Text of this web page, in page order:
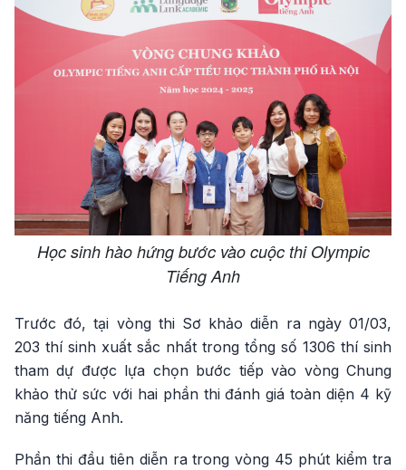
Học sinh hào hứng bước vào cuộc thi Olympic
Tiếng Anh
Trước đó, tại vòng thi Sơ khảo diễn ra ngày 01/03,
203 thí sinh xuất sắc nhất trong tổng số 1306 thí sinh
tham dự được lựa chọn bước tiếp vào vòng Chung
khảo thử sức với hai phần thi đánh giá toàn diện 4 kỹ
năng tiếng Anh.
Phần thi đầu tiên diễn ra trong vòng 45 phút kiểm tra